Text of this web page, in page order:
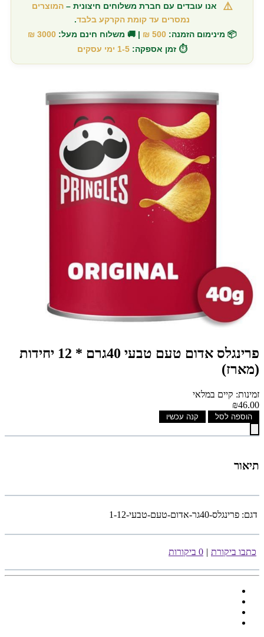
⚠️ אנו עובדים עם חברת משלוחים חיצונית –המוצרים
נמסרים עד קומת הקרקע בלבד.
📦 מינימום הזמנה: 500 ₪ | 🚚 משלוח חינם מעל: 3000 ₪
⏱️ זמן אספקה: 1-5 ימי עסקים
פרינגלס אדום טעם טבעי 40גרם * 12 יחידות
(מארז)
זמינות: קיים במלאי
₪46.00
הוספה לסל קנה עכשיו
תיאור
דגם: פרינגלס-40גר-אדום-טעם-טבעי-1-12
כתבו ביקורת | 0 ביקורות